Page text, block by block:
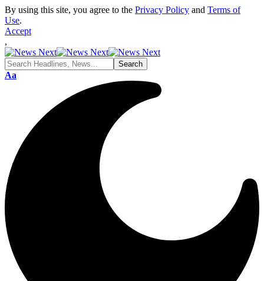
By using this site, you agree to the Privacy Policy and Terms of
Use.
Accept
,
Font
Aa